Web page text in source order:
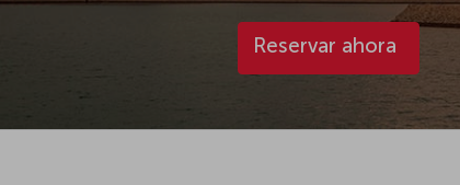
Reservar ahora